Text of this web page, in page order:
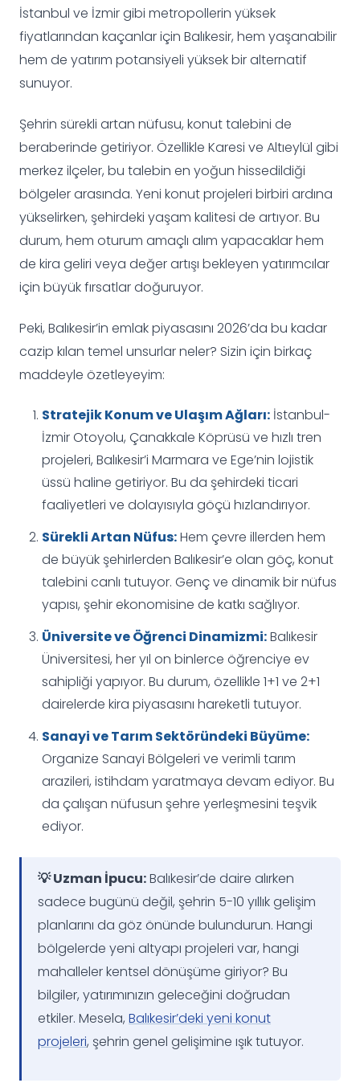
İstanbul ve İzmir gibi metropollerin yüksek
fiyatlarından kaçanlar için Balıkesir, hem yaşanabilir
hem de yatırım potansiyeli yüksek bir alternatif
sunuyor.
Şehrin sürekli artan nüfusu, konut talebini de
beraberinde getiriyor. Özellikle Karesi ve Altıeylül gibi
merkez ilçeler, bu talebin en yoğun hissedildiği
bölgeler arasında. Yeni konut projeleri birbiri ardına
yükselirken, şehirdeki yaşam kalitesi de artıyor. Bu
durum, hem oturum amaçlı alım yapacaklar hem
de kira geliri veya değer artışı bekleyen yatırımcılar
için büyük fırsatlar doğuruyor.
Peki, Balıkesir’in emlak piyasasını 2026’da bu kadar
cazip kılan temel unsurlar neler? Sizin için birkaç
maddeyle özetleyeyim:
Stratejik Konum ve Ulaşım Ağları: İstanbul-
İzmir Otoyolu, Çanakkale Köprüsü ve hızlı tren
projeleri, Balıkesir’i Marmara ve Ege’nin lojistik
üssü haline getiriyor. Bu da şehirdeki ticari
faaliyetleri ve dolayısıyla göçü hızlandırıyor.
Sürekli Artan Nüfus:Hem çevre illerden hem
de büyük şehirlerden Balıkesir’e olan göç, konut
talebini canlı tutuyor. Genç ve dinamik bir nüfus
yapısı, şehir ekonomisine de katkı sağlıyor.
Üniversite ve Öğrenci Dinamizmi:Balıkesir
Üniversitesi, her yıl on binlerce öğrenciye ev
sahipliği yapıyor. Bu durum, özellikle 1+1 ve 2+1
dairelerde kira piyasasını hareketli tutuyor.
Sanayi ve Tarım Sektöründeki Büyüme:
Organize Sanayi Bölgeleri ve verimli tarım
arazileri, istihdam yaratmaya devam ediyor. Bu
da çalışan nüfusun şehre yerleşmesini teşvik
ediyor.
💡 Uzman İpucu:Balıkesir’de daire alırken
sadece bugünü değil, şehrin 5-10 yıllık gelişim
planlarını da göz önünde bulundurun. Hangi
bölgelerde yeni altyapı projeleri var, hangi
mahalleler kentsel dönüşüme giriyor? Bu
bilgiler, yatırımınızın geleceğini doğrudan
etkiler. Mesela, Balıkesir’deki yeni konut
projeleri, şehrin genel gelişimine ışık tutuyor.